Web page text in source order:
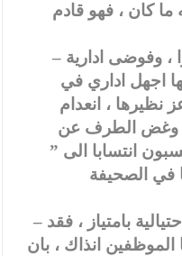
كان ، فهو قادم
– هذه الحالة اوجدت ظلما وقهرا ، وفوضى ادارية
اجهل اداري في
نظيرها ، انعدام
، وغض الطرف عن
انتسابا الى ”
في الصحيفة
– اما قصة السادس عشر فهي احتيالية بامتياز ، فقد
الموظفين انذاك ، بان